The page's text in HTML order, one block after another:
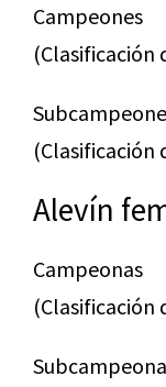
(Clasificación
(Clasificación
Alevín
(Clasificación